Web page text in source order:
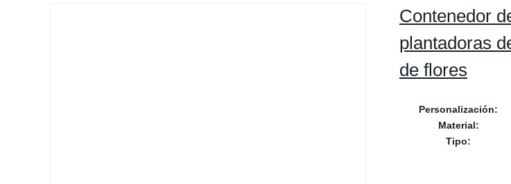
Contenedor
plantadoras
de flores
Personalización:
Material:
Tipo: